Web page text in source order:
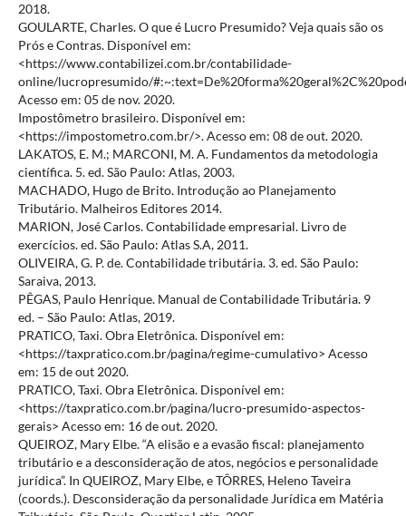
2018.
GOULARTE, Charles. O que é Lucro Presumido? Veja quais são os
Prós e Contras. Disponível em:
<https://www.contabilizei.com.br/contabilidade-
online/lucropresumido/
Acesso em: 05 de nov. 2020.
Impostômetro brasileiro. Disponível em:
<https://impostometro.com.br/>. Acesso em: 08 de out. 2020.
LAKATOS, E. M.; MARCONI, M. A. Fundamentos da metodologia
científica. 5. ed. São Paulo: Atlas, 2003.
MACHADO, Hugo de Brito. Introdução ao Planejamento
Tributário. Malheiros Editores 2014.
MARION, José Carlos. Contabilidade empresarial. Livro de
exercícios. ed. São Paulo: Atlas S.A, 2011.
OLIVEIRA, G. P. de. Contabilidade tributária. 3. ed. São Paulo:
Saraiva, 2013.
PÊGAS, Paulo Henrique. Manual de Contabilidade Tributária. 9
ed. – São Paulo: Atlas, 2019.
PRATICO, Taxi. Obra Eletrônica. Disponível em:
<https://taxpratico.com.br/pagina/regime-cumulativo> Acesso
em: 15 de out 2020.
PRATICO, Taxi. Obra Eletrônica. Disponível em:
<https://taxpratico.com.br/pagina/lucro-presumido-aspectos-
gerais> Acesso em: 16 de out. 2020.
QUEIROZ, Mary Elbe. “A elisão e a evasão fiscal: planejamento
tributário e a desconsideração de atos, negócios e personalidade
jurídica”. In QUEIROZ, Mary Elbe, e TÔRRES, Heleno Taveira
(coords.). Desconsideração da personalidade Jurídica em Matéria